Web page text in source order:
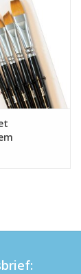
Zet het
dan trekt
in een
haren.
is van geen